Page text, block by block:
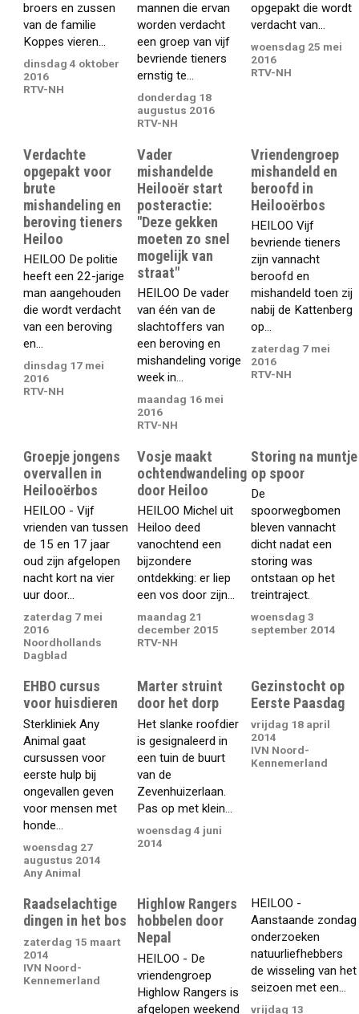
broers en zussen
van de familie
Koppes vieren...
dinsdag 4 oktober
2016
RTV-NH
mannen die ervan
worden verdacht
een groep van vijf
bevriende tieners
ernstig te...
donderdag 18
augustus 2016
RTV-NH
opgepakt die wordt
verdacht van...
woensdag 25 mei
2016
RTV-NH
Verdachte
opgepakt voor
brute
mishandeling en
beroving tieners
Heiloo
HEILOO De politie
heeft een 22-jarige
man aangehouden
die wordt verdacht
van een beroving
en...
dinsdag 17 mei
2016
RTV-NH
Vader
mishandelde
Heilooër start
posteractie:
"Deze gekken
moeten zo snel
mogelijk van
straat"
HEILOO De vader
van één van de
slachtoffers van
een beroving en
mishandeling vorige
week in...
maandag 16 mei
2016
RTV-NH
Vriendengroep
mishandeld en
beroofd in
Heilooërbos
HEILOO Vijf
bevriende tieners
zijn vannacht
beroofd en
mishandeld toen zij
nabij de Kattenberg
op...
zaterdag 7 mei
2016
RTV-NH
Groepje jongens
overvallen in
Heilooërbos
HEILOO - Vijf
vrienden van tussen
de 15 en 17 jaar
oud zijn afgelopen
nacht kort na vier
uur door...
zaterdag 7 mei
2016
Noordhollands
Dagblad
Vosje maakt
ochtendwandeling
door Heiloo
HEILOO Michel uit
Heiloo deed
vanochtend een
bijzondere
ontdekking: er liep
een vos door zijn...
maandag 21
december 2015
RTV-NH
Storing na muntje
op spoor
De
spoorwegbomen
bleven vannacht
dicht nadat een
storing was
ontstaan op het
treintraject.
woensdag 3
september 2014
EHBO cursus
voor huisdieren
Sterkliniek Any
Animal gaat
cursussen voor
eerste hulp bij
ongevallen geven
voor mensen met
honde...
woensdag 27
augustus 2014
Any Animal
Marter struint
door het dorp
Het slanke roofdier
is gesignaleerd in
een tuin de buurt
van de
Zevenhuizerlaan.
Pas op met klein...
woensdag 4 juni
2014
Gezinstocht op
Eerste Paasdag
vrijdag 18 april
2014
IVN Noord-
Kennemerland
Raadselachtige
dingen in het bos
zaterdag 15 maart
2014
IVN Noord-
Kennemerland
Highlow Rangers
hobbelen door
Nepal
HEILOO - De
vriendengroep
Highlow Rangers is
afgelopen weekend
HEILOO -
Aanstaande zondag
onderzoeken
natuurliefhebbers
de wisseling van het
seizoen met een...
vrijdag 13